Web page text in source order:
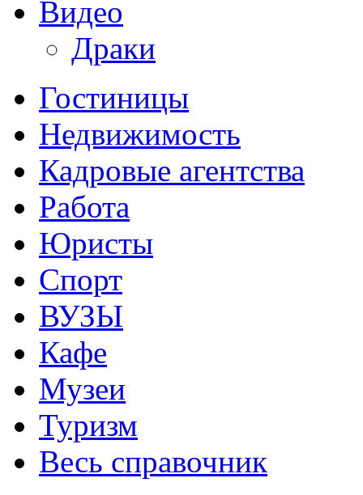
Видео
Драки
Гостиницы
Недвижимость
Кадровые агентства
Работа
Юристы
Спорт
ВУЗЫ
Кафе
Музеи
Туризм
Весь справочник